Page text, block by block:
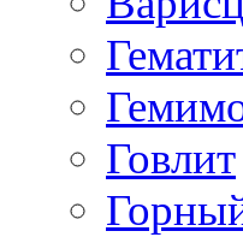
Говлит